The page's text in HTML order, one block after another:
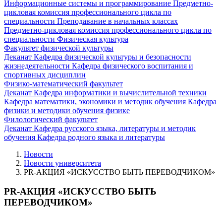
Информационные системы и программирование Предметно-
цикловая комиссия профессионального цикла по
специальности Преподавание в начальных классах
Предметно-цикловая комиссия профессионального цикла по
специальности Физическая культура
Факультет физической культуры
Деканат Кафедра физической культуры и безопасности
жизнедеятельности Кафедра физического воспитания и
спортивных дисциплин
Физико-математический факультет
Деканат Кафедра информатики и вычислительной техники
Кафедра математики, экономики и методик обучения Кафедра
физики и методики обучения физике
Филологический факультет
Деканат Кафедра русского языка, литературы и методик
обучения Кафедра родного языка и литературы
Новости
Новости университета
PR-АКЦИЯ «ИСКУССТВО БЫТЬ ПЕРЕВОДЧИКОМ»
PR-АКЦИЯ «ИСКУССТВО БЫТЬ
ПЕРЕВОДЧИКОМ»